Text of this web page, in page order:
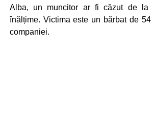
Alba, un muncitor ar fi căzut de la
înălțime. Victima este un bărbat de 54
companiei.